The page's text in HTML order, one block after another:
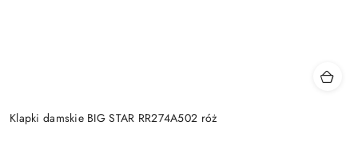
Klapki damskie BIG STAR RR274A502 róż